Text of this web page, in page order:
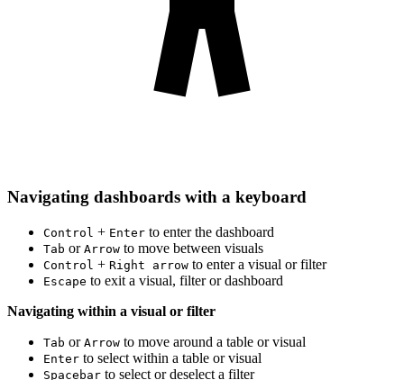
Navigating dashboards with a keyboard
Control + Enter to enter the dashboard
Tab or Arrow to move between visuals
Control + Right arrow to enter a visual or filter
Escape to exit a visual, filter or dashboard
Navigating within a visual or filter
Tab or Arrow to move around a table or visual
Enter to select within a table or visual
Spacebar to select or deselect a filter